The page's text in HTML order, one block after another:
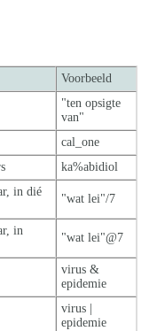
Voorbeeld
"ten opsigte
van"
cal_one
ka%abidiol
in dié
"wat lei"/7
in
"wat lei"@7
virus &
epidemie
virus |
epidemie